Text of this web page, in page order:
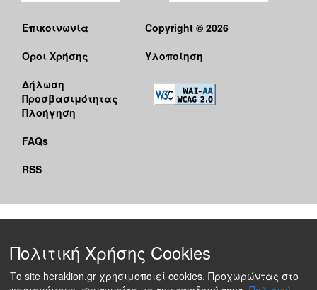
Επικοινωνία
Όροι Χρήσης
Δήλωση
Προσβασιμότητας
Πλοήγηση
FAQs
RSS
Copyright © 2026
Υλοποίηση
Πολιτική Χρήσης Cookies
Το site heraklion.gr χρησιμοποιεί cookies. Προχωρώντας στο